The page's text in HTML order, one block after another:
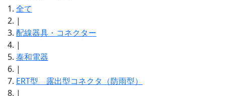
全て
|
配線器具・コネクター
|
泰和電器
|
ERT型 露出型コネクタ（防雨型）
|